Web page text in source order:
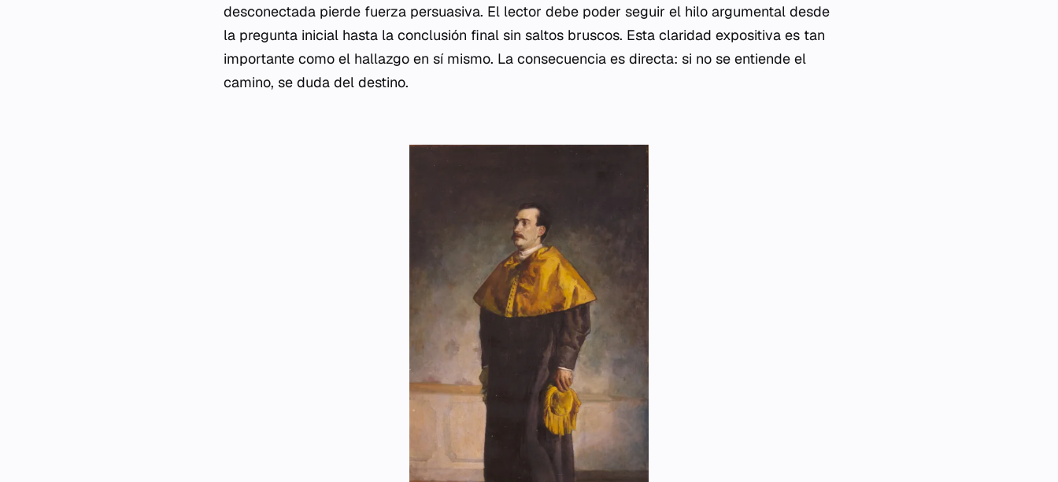
desconectada pierde fuerza persuasiva. El lector debe poder seguir el hilo argumental desde
la pregunta inicial hasta la conclusión final sin saltos bruscos. Esta claridad expositiva es tan
importante como el hallazgo en sí mismo. La consecuencia es directa: si no se entiende el
camino, se duda del destino.